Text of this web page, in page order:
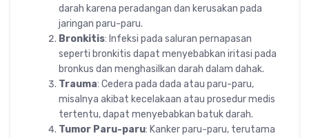
darah karena peradangan dan kerusakan pada
jaringan paru-paru.
Bronkitis: Infeksi pada saluran pernapasan
seperti bronkitis dapat menyebabkan iritasi pada
bronkus dan menghasilkan darah dalam dahak.
Trauma: Cedera pada dada atau paru-paru,
misalnya akibat kecelakaan atau prosedur medis
tertentu, dapat menyebabkan batuk darah.
Tumor Paru-paru: Kanker paru-paru, terutama